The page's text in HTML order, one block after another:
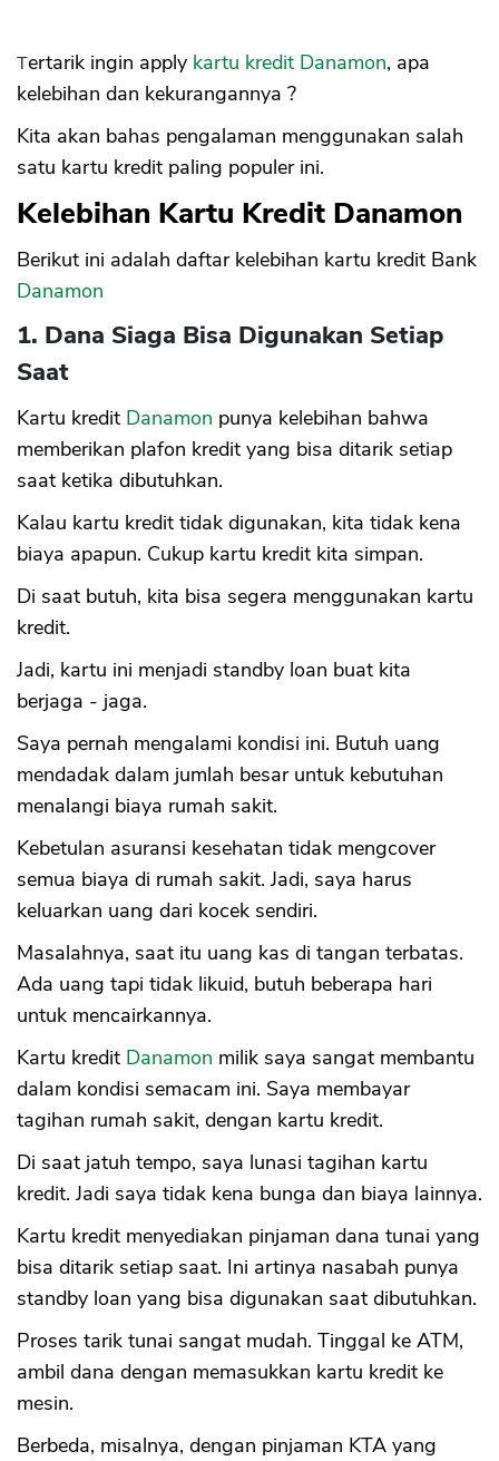
Tertarik ingin apply kartu kredit Danamon, apa
kelebihan dan kekurangannya ?
Kita akan bahas pengalaman menggunakan salah
satu kartu kredit paling populer ini.
Kelebihan Kartu Kredit Danamon
Berikut ini adalah daftar kelebihan kartu kredit Bank
Danamon
1. Dana Siaga Bisa Digunakan Setiap
Saat
Kartu kredit Danamon punya kelebihan bahwa
memberikan plafon kredit yang bisa ditarik setiap
saat ketika dibutuhkan.
Kalau kartu kredit tidak digunakan, kita tidak kena
biaya apapun. Cukup kartu kredit kita simpan.
Di saat butuh, kita bisa segera menggunakan kartu
kredit.
Jadi, kartu ini menjadi standby loan buat kita
berjaga - jaga.
Saya pernah mengalami kondisi ini. Butuh uang
mendadak dalam jumlah besar untuk kebutuhan
menalangi biaya rumah sakit.
Kebetulan asuransi kesehatan tidak mengcover
semua biaya di rumah sakit. Jadi, saya harus
keluarkan uang dari kocek sendiri.
Masalahnya, saat itu uang kas di tangan terbatas.
Ada uang tapi tidak likuid, butuh beberapa hari
untuk mencairkannya.
Kartu kredit Danamon milik saya sangat membantu
dalam kondisi semacam ini. Saya membayar
tagihan rumah sakit, dengan kartu kredit.
Di saat jatuh tempo, saya lunasi tagihan kartu
kredit. Jadi saya tidak kena bunga dan biaya lainnya.
Kartu kredit menyediakan pinjaman dana tunai yang
bisa ditarik setiap saat. Ini artinya nasabah punya
standby loan yang bisa digunakan saat dibutuhkan.
Proses tarik tunai sangat mudah. Tinggal ke ATM,
ambil dana dengan memasukkan kartu kredit ke
mesin.
Berbeda, misalnya, dengan pinjaman KTA yang